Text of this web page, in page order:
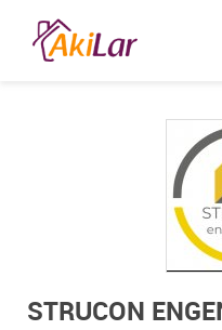
STRUCON